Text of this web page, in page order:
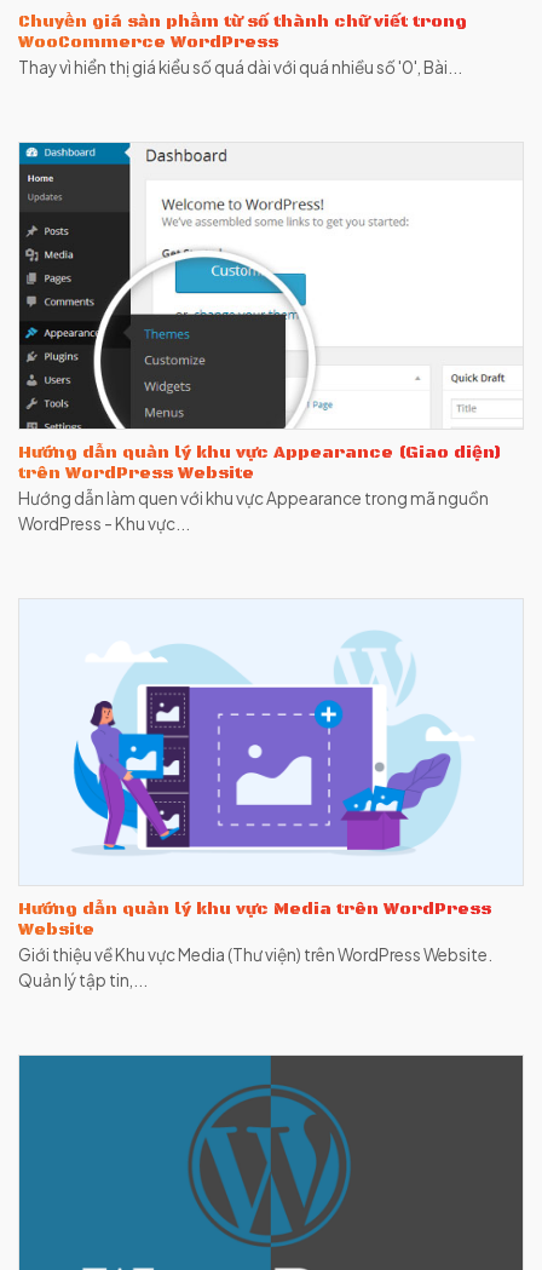
Chuyển giá sản phẩm từ số thành chữ viết trong
WooCommerce WordPress
Thay vì hiển thị giá kiểu số quá dài với quá nhiều số '0', Bài...
Hướng dẫn quản lý khu vực Appearance (Giao diện)
trên WordPress Website
Hướng dẫn làm quen với khu vực Appearance trong mã nguồn
WordPress - Khu vực...
Hướng dẫn quản lý khu vực Media trên WordPress
Website
Giới thiệu về Khu vực Media (Thư viện) trên WordPress Website.
Quản lý tập tin,...